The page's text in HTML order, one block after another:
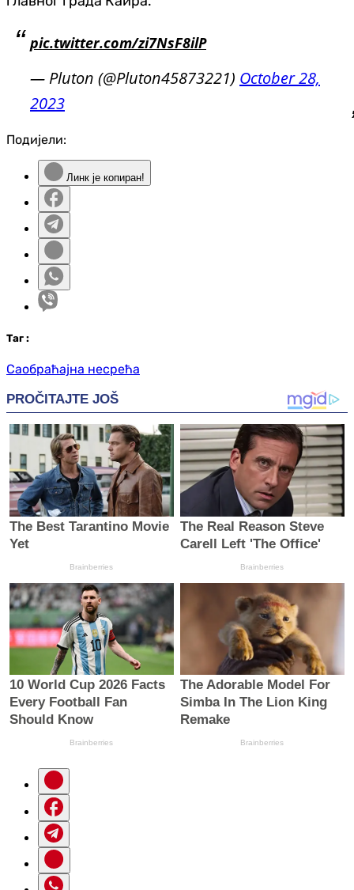
pic.twitter.com/zi7NsF8ilP
— Pluton (@Pluton45873221) October 28,
2023
Подијели:
Линк је копиран!
Таг :
Саобраћајна несрећа